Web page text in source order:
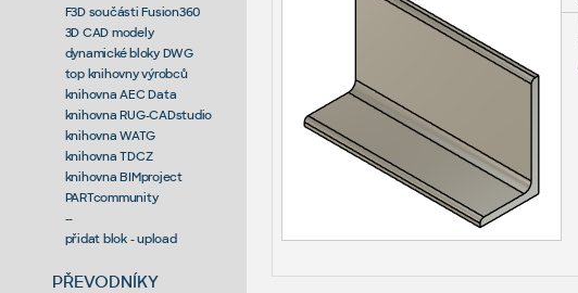
F3D součásti Fusion360
3D CAD modely
dynamické bloky DWG
top knihovny výrobců
knihovna AEC Data
knihovna RUG-CADstudio
knihovna WATG
knihovna TDCZ
knihovna BIMproject
PARTcommunity
--
přidat blok - upload
PŘEVODNÍKY